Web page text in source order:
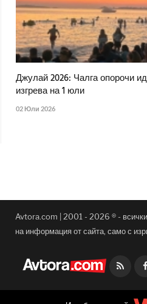
Джулай 2026: Чалга опорочи
изгрева на 1 юли
02 Юли 2026
Avtora.com | 2001 - 2026 ® -
на информация от сайта, само с